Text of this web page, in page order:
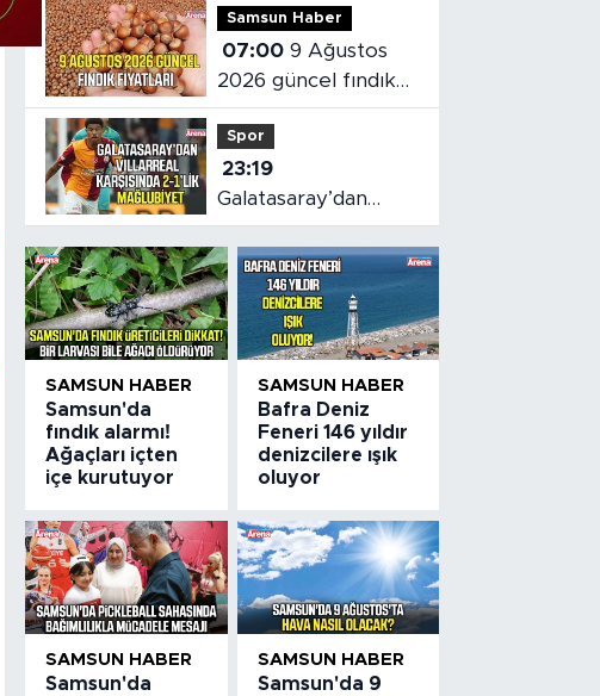
Samsun Haber
07:00 9 Ağustos
2026 güncel fındık
fiyatları
Spor
23:19
Galatasaray’dan
Villarreal karşısında
2-1’lik mağlubiyet
SAMSUN HABER
Samsun'da
fındık alarmı!
Ağaçları içten
içe kurutuyor
SAMSUN HABER
Bafra Deniz
Feneri 146 yıldır
denizcilere ışık
oluyor
SAMSUN HABER
Samsun'da
SAMSUN HABER
Samsun'da 9